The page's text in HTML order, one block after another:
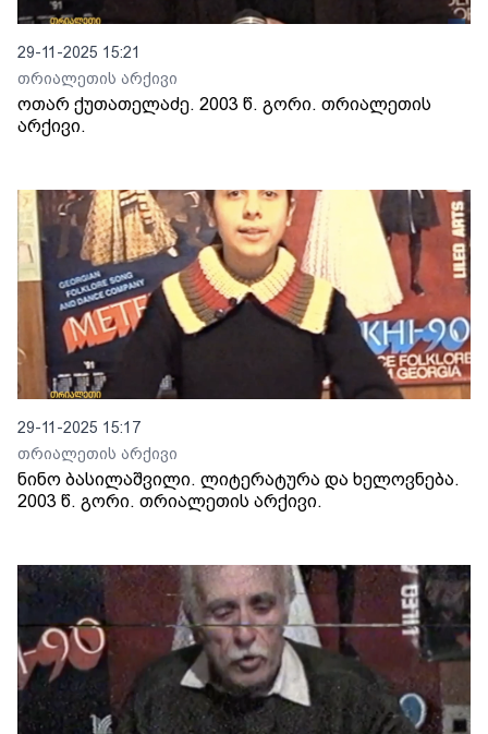
29-11-2025 15:21
თრიალეთის არქივი
ოთარ ქუთათელაძე. 2003 წ. გორი. თრიალეთის
არქივი.
29-11-2025 15:17
თრიალეთის არქივი
ნინო ბასილაშვილი. ლიტერატურა და ხელოვნება.
2003 წ. გორი. თრიალეთის არქივი.